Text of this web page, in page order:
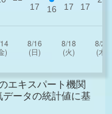
エキスパート機関
ータの統計値に基